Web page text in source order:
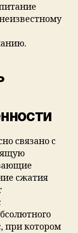
связано с
сжатия
при котором